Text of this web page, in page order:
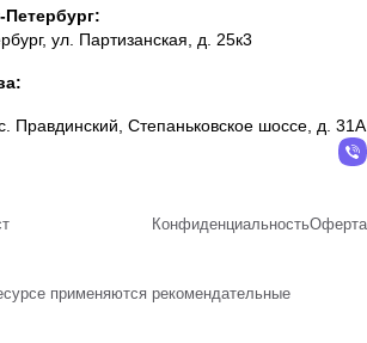
Петербург:
ул. Партизанская, д. 25к3
Правдинский, Степаньковское шоссе, д. 31А
КонфиденциальностьОферта
применяются рекомендательные